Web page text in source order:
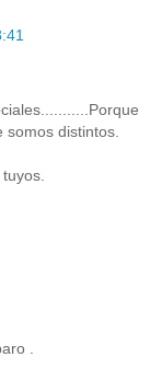
distintos.
.